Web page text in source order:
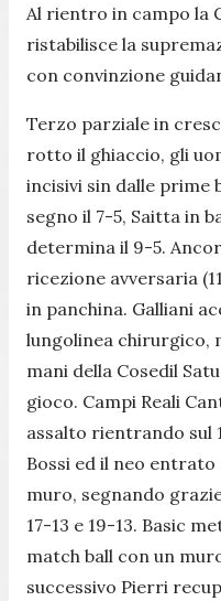
Al rientro in campo la
ristabilisce la
con convinzione
Terzo parziale in
rotto il ghiaccio, gli
incisivi sin dalle prime
segno il 7-5, Saitta in
determina il 9-5.
ricezione avversaria
in panchina. Galliani
lungolinea chirurgico,
mani della Cosedil
gioco. Campi Reali
assalto rientrando sul
Bossi ed il neo
muro, segnando
17-13 e 19-13. Basic
match ball con un
successivo Pierri